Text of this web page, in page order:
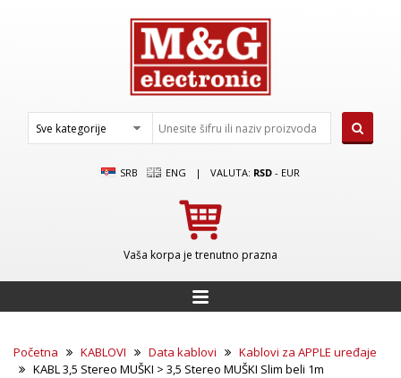
SRB ENG | VALUTA: RSD - EUR
Vaša korpa je trenutno prazna
Početna KABLOVI Data kablovi
Kablovi za APPLE uređaje
KABL 3,5 Stereo MUŠKI > 3,5 Stereo MUŠKI Slim beli 1m